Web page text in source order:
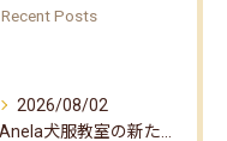
Recent Posts
2026/08/02